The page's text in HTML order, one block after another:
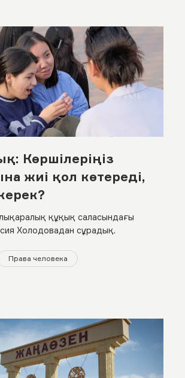
Көршілеріңіз
жиі қол көтереді,
құқық саласындағы
Холодовадан сұрадық.
Права человека